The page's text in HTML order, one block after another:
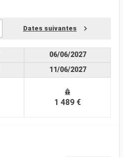
Dates suivantes
06/06/2027
11/06/2027
1 489 €